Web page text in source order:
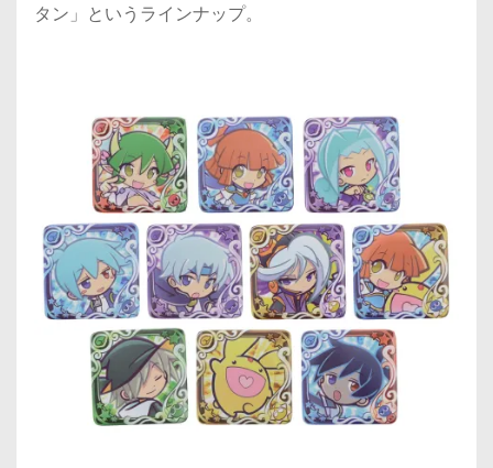
タン」というラインナップ。